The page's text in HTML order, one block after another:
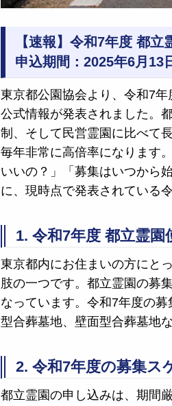
【速報】令和7年度 都立
申込期間：2025年6月13
東京都公園協会より、令和7
公式情報が発表されました。
制、そして民営霊園に比べて
毎年非常に高倍率になります
いいの？」「募集はいつから
に、現時点で発表されている
1. 令和7年度 都立霊園
東京都内にお住まいの方にと
肢の一つです。都立霊園の募
なっています。令和7年度の
型合葬墓地、壁面型合葬墓地
2. 令和7年度の募集ス
都立霊園の申し込みは、期間